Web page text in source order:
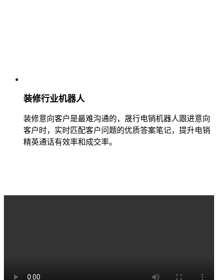
装修行业机器人
装修意向客户是最难沟通的，晟行电销机器人跟进意向
客户时，实时匹配客户问题的优质答案笔记，提升电销
精英通话有效率和成交率。